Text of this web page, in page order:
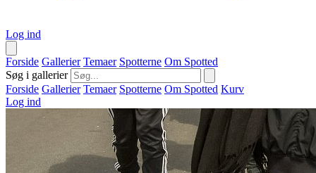
Log ind
Forside Gallerier Temaer Spotterne Om Spotted
Søg i gallerier
Forside Gallerier Temaer Spotterne Om Spotted Kurv
Log ind